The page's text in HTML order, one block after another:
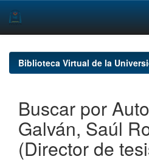
navigationBiblioteca Virtual de la
Buscar por
Galván, Saúl
(Director de